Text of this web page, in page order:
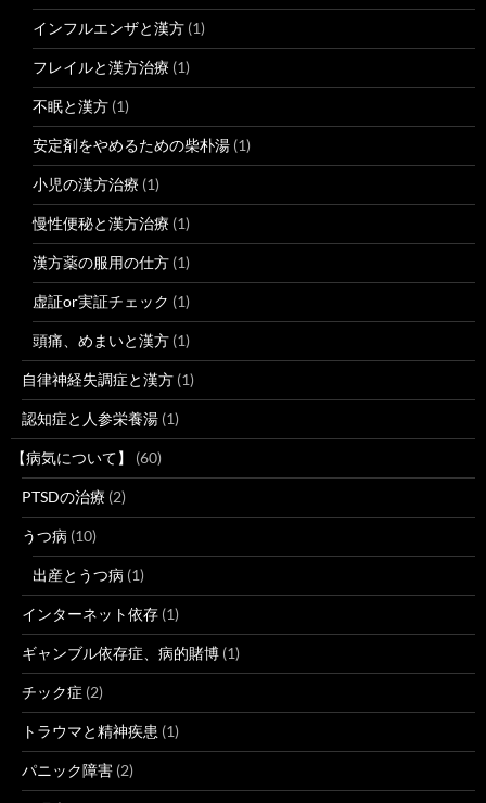
インフルエンザと漢方 (1)
フレイルと漢方治療 (1)
不眠と漢方 (1)
安定剤をやめるための柴朴湯 (1)
小児の漢方治療 (1)
慢性便秘と漢方治療 (1)
漢方薬の服用の仕方 (1)
虚証or実証チェック (1)
頭痛、めまいと漢方 (1)
自律神経失調症と漢方 (1)
認知症と人参栄養湯 (1)
【病気について】 (60)
PTSDの治療 (2)
うつ病 (10)
出産とうつ病 (1)
インターネット依存 (1)
ギャンブル依存症、病的賭博 (1)
チック症 (2)
トラウマと精神疾患 (1)
パニック障害 (2)